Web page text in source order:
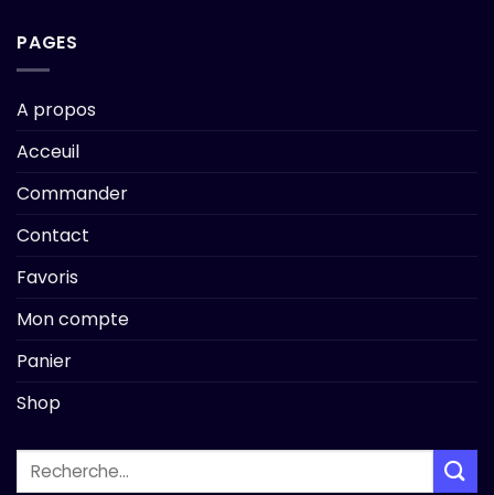
PAGES
A propos
Acceuil
Commander
Contact
Favoris
Mon compte
Panier
Shop
Recherche
pour :